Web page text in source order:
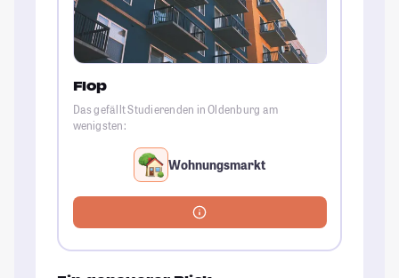
Flop
Das gefällt Studierenden in Oldenburg am
wenigsten:
Wohnungsmarkt